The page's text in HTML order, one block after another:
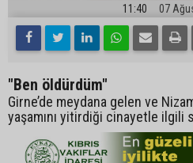
11:40 07
"Ben öldürdüm"
Girne’de meydana gelen ve
yaşamını yitirdiği cinayetle ilgili